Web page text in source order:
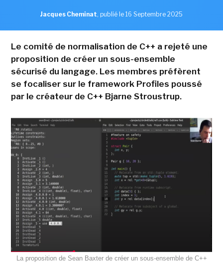
Jacques Cheminat, publié le 16 Septembre 2025
Le comité de normalisation de C++ a rejeté une
proposition de créer un sous-ensemble
sécurisé du langage. Les membres préfèrent
se focaliser sur le framework Profiles poussé
par le créateur de C++ Bjarne Stroustrup.
La proposition de Sean Baxter de créer un sous-ensemble de C++